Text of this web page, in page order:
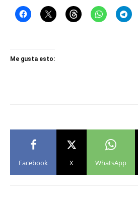
Me gusta esto:
Facebook X WhatsApp